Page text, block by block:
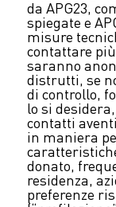
da APG23,
spiegate e
misure
contattare
saranno
distrutti, se
di controllo,
lo si
contatti
in maniera
donato,
residenza,
preferenze